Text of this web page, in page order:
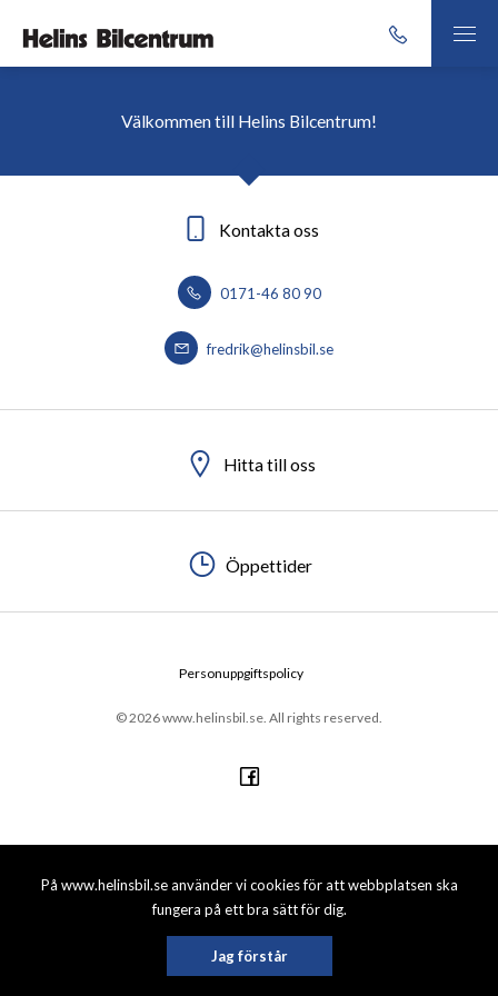
På www.helinsbil.se använder vi cookies för att webbplatsen ska
fungera på ett bra sätt för dig.
Jag förstår
Välkommen till Helins Bilcentrum!
Kontakta oss
0171-46 80 90
fredrik@helinsbil.se
Hitta till oss
Öppettider
© 2026 www.helinsbil.se. All rights reserved.
Personuppgiftspolicy